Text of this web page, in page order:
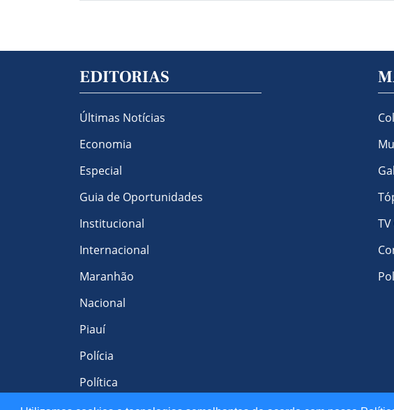
EDITORIAS
Últimas Notícias
Economia
Especial
Guia de Oportunidades
Institucional
Internacional
Maranhão
Nacional
Piauí
Polícia
Política